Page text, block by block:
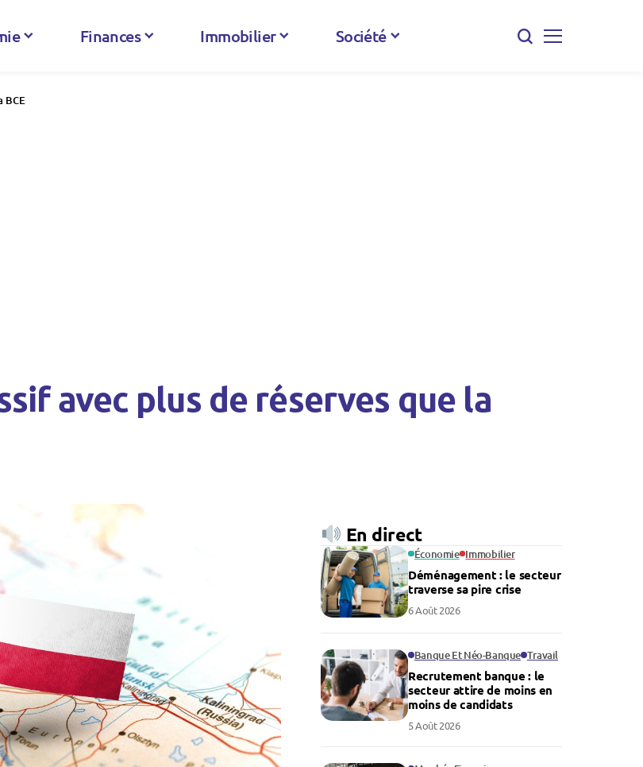
Finances Immobilier Société
BCE
avec plus de réserves que la
En direct
Économie Immobilier
Déménagement : le secteur
traverse sa pire crise
6 Août 2026
Banque Et Néo-Banque Travail
Recrutement banque : le
secteur attire de moins en
moins de candidats
5 Août 2026